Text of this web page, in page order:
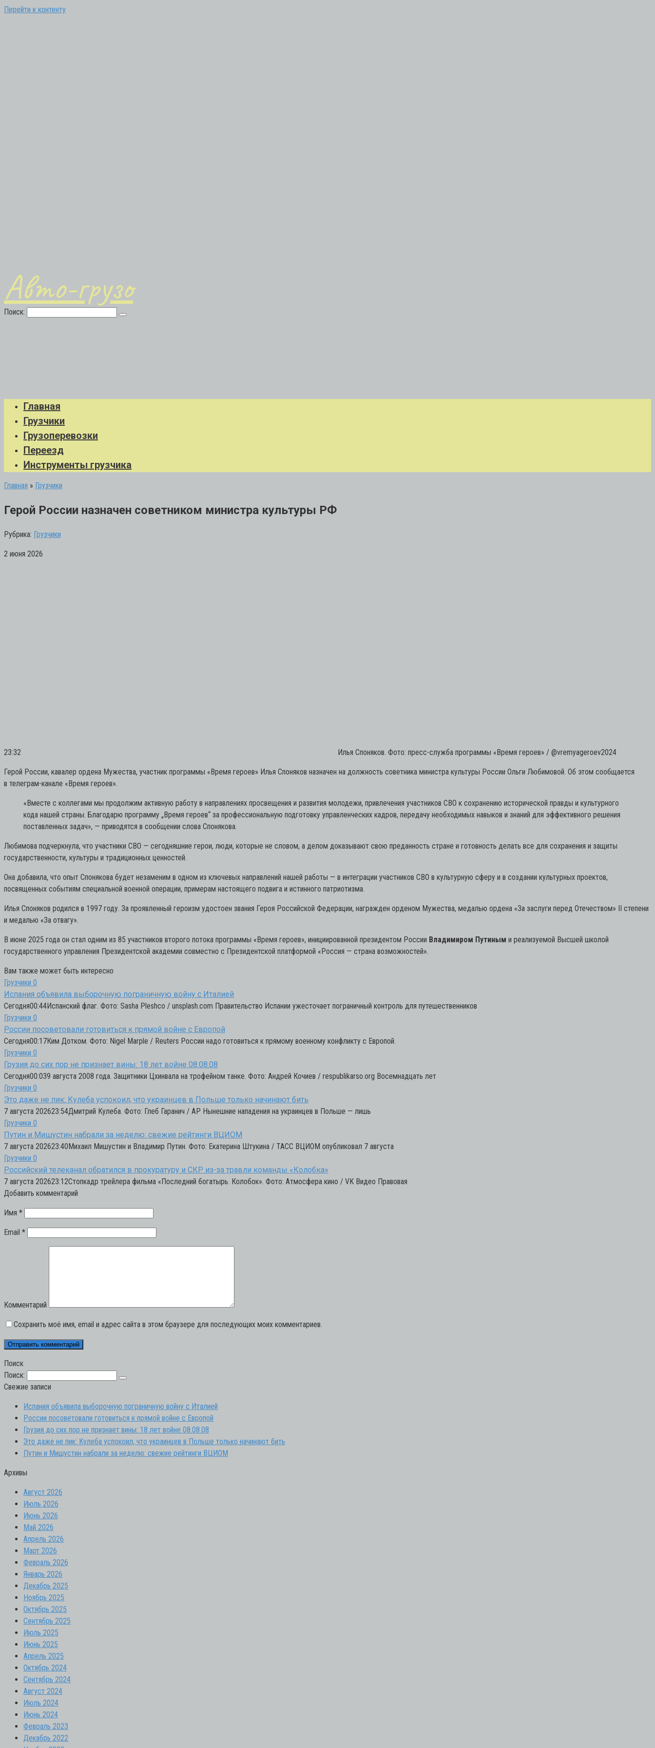
Перейти к контенту
Авто-грузо
Поиск:
Главная
Грузчики
Грузоперевозки
Переезд
Инструменты грузчика
Главная » Грузчики
Герой России назначен советником министра культуры РФ
Рубрика: Грузчики
2 июня 2026
23:32 Илья Споняков. Фото: пресс-служба программы «Время героев» / @vremyageroev2024
Герой России, кавалер ордена Мужества, участник программы «Время героев» Илья Споняков назначен на должность советника министра культуры России Ольги Любимовой. Об этом сообщается
в телеграм-канале «Время героев».
«Вместе с коллегами мы продолжим активную работу в направлениях просвещения и развития молодежи, привлечения участников СВО к сохранению исторической правды и культурного
кода нашей страны. Благодарю программу „Время героев“ за профессиональную подготовку управленческих кадров, передачу необходимых навыков и знаний для эффективного решения
поставленных задач», — приводятся в сообщении слова Спонякова.
Любимова подчеркнула, что участники СВО — сегодняшние герои, люди, которые не словом, а делом доказывают свою преданность стране и готовность делать все для сохранения и защиты
государственности, культуры и традиционных ценностей.
Она добавила, что опыт Спонякова будет незаменим в одном из ключевых направлений нашей работы — в интеграции участников СВО в культурную сферу и в создании культурных проектов,
посвященных событиям специальной военной операции, примерам настоящего подвига и истинного патриотизма.
Илья Споняков родился в 1997 году. За проявленный героизм удостоен звания Героя Российской Федерации, награжден орденом Мужества, медалью ордена «За заслуги перед Отечеством» II степени
и медалью «За отвагу».
В июне 2025 года он стал одним из 85 участников второго потока программы «Время героев», инициированной президентом России Владимиром Путиным и реализуемой Высшей школой
государственного управления Президентской академии совместно с Президентской платформой «Россия — страна возможностей».
Вам также может быть интересно
Грузчики 0
Испания объявила выборочную пограничную войну с Италией
Сегодня00:44Испанский флаг. Фото: Sasha Pleshco / unsplash.com Правительство Испании ужесточает пограничный контроль для путешественников
Грузчики 0
России посоветовали готовиться к прямой войне с Европой
Сегодня00:17Ким Дотком. Фото: Nigel Marple / Reuters России надо готовиться к прямому военному конфликту с Европой.
Грузчики 0
Грузия до сих пор не признает вины: 18 лет войне 08.08.08
Сегодня00:039 августа 2008 года. Защитники Цхинвала на трофейном танке. Фото: Андрей Кочиев / respublikarso.org Восемнадцать лет
Грузчики 0
Это даже не пик: Кулеба успокоил, что украинцев в Польше только начинают бить
7 августа 202623:54Дмитрий Кулеба. Фото: Глеб Гаранич / AP Нынешние нападения на украинцев в Польше — лишь
Грузчики 0
Путин и Мишустин набрали за неделю: свежие рейтинги ВЦИОМ
7 августа 202623:40Михаил Мишустин и Владимир Путин. Фото: Екатерина Штукина / ТАСС ВЦИОМ опубликовал 7 августа
Грузчики 0
Российский телеканал обратился в прокуратуру и СКР из-за травли команды «Колобка»
7 августа 202623:12Стопкадр трейлера фильма «Последний богатырь. Колобок». Фото: Атмосфера кино / VK Видео Правовая
Добавить комментарий
Имя *
Email *
Комментарий
Сохранить моё имя, email и адрес сайта в этом браузере для последующих моих комментариев.
Поиск
Поиск:
Свежие записи
Испания объявила выборочную пограничную войну с Италией
России посоветовали готовиться к прямой войне с Европой
Грузия до сих пор не признает вины: 18 лет войне 08.08.08
Это даже не пик: Кулеба успокоил, что украинцев в Польше только начинают бить
Путин и Мишустин набрали за неделю: свежие рейтинги ВЦИОМ
Архивы
Август 2026
Июль 2026
Июнь 2026
Май 2026
Апрель 2026
Март 2026
Февраль 2026
Январь 2026
Декабрь 2025
Ноябрь 2025
Октябрь 2025
Сентябрь 2025
Июль 2025
Июнь 2025
Апрель 2025
Октябрь 2024
Сентябрь 2024
Август 2024
Июль 2024
Июнь 2024
Февраль 2023
Декабрь 2022